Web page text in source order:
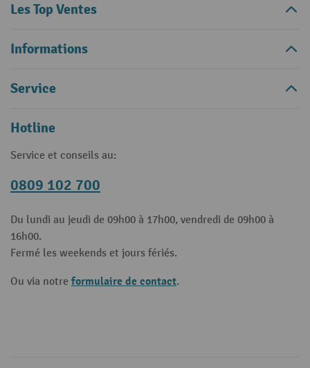
Les Top Ventes
Informations
Service
Hotline
Service et conseils au:
0809 102 700
Du lundi au jeudi de 09h00 à 17h00, vendredi de 09h00 à
16h00.
Fermé les weekends et jours fériés.
Ou via notre formulaire de contact.